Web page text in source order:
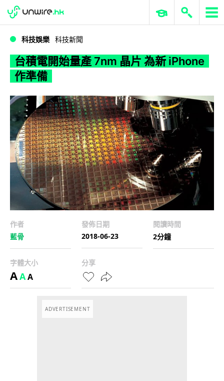
WWDC 2026 ERP 與商業 AI
科技娛樂 科技新聞
台積電開始量產 7nm 晶片 為新 iPhone
作準備
作者
藍骨
發佈日期
2018-06-23
閱讀時間
2分鐘
字體大小
AAA
分享
ADVERTISEMENT